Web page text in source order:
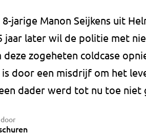
jarige Manon Seijkens uit
jaar later wil de politie met
zogeheten coldcase
door een misdrijf om het
dader werd tot nu toe niet